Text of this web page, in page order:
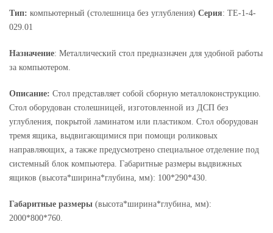
Тип: компьютерный (столешница без углубления) Серия: ТЕ-1-4-
029.01
Назначение: Металлический стол предназначен для удобной работы
за компьютером.
Описание: Стол представляет собой сборную металлоконструкцию.
Стол оборудован столешницей, изготовленной из ДСП без
углубления, покрытой ламинатом или пластиком. Стол оборудован
тремя ящика, выдвигающимися при помощи роликовых
направляющих, а также предусмотрено специальное отделение под
системный блок компьютера. Габаритные размеры выдвижных
ящиков (высота*ширина*глубина, мм): 100*290*430.
Габаритные размеры (высота*ширина*глубина, мм):
2000*800*760.